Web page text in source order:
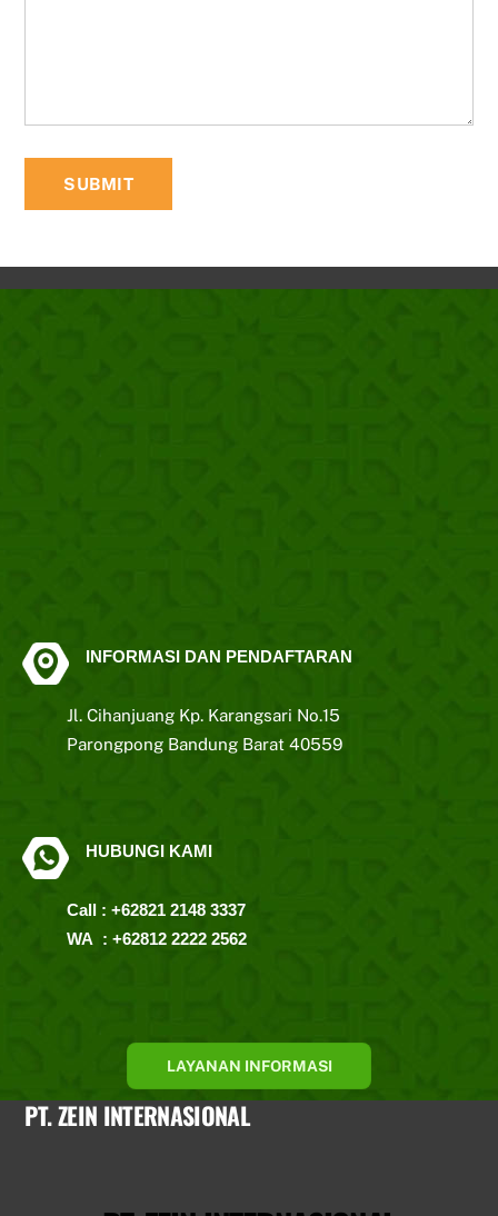
INFORMASI DAN PENDAFTARAN
Jl. Cihanjuang Kp. Karangsari No.15
Parongpong Bandung Barat 40559
HUBUNGI KAMI
Call : +62821 2148 3337
WA : +62812 2222 2562
LAYANAN INFORMASI
PT. ZEIN INTERNASIONAL